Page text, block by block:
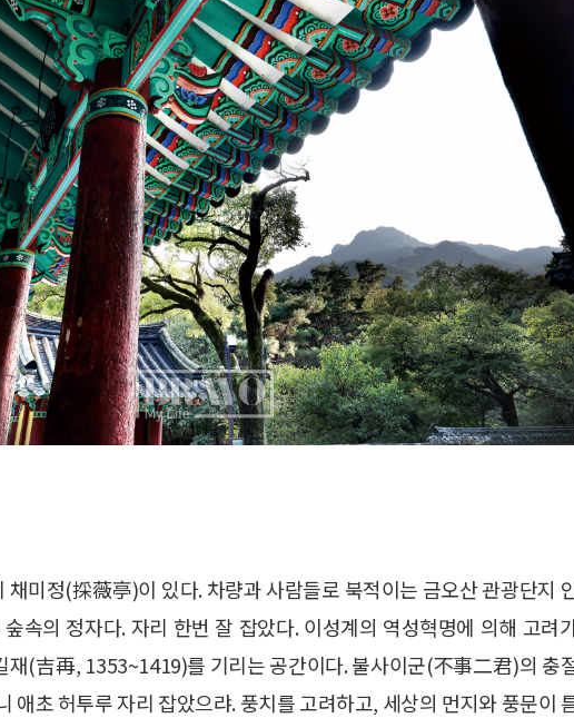
채미정(採薇亭)이 있다. 차량과 사람들로 북적이는 금오산 관광단지
속의 정자다. 자리 한번 잘 잡았다. 이성계의 역성혁명에 의해 고려
재(吉再, 1353~1419)를 기리는 공간이다. 불사이군(不事二君)의 충
애초 허투루 자리 잡았으랴. 풍치를 고려하고, 세상의 먼지와 풍문이